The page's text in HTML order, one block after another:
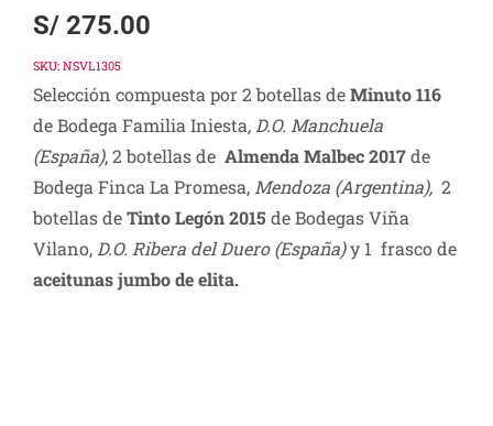
S/275.00
SKU: NSVL1305
Selección compuesta por 2 botellas deMinuto 116
de Bodega Familia Iniesta, D.O. Manchuela
(España), 2 botellas de Almenda Malbec 2017de
Bodega Finca La Promesa,Mendoza (Argentina), 2
botellas deTinto Legón 2015 de Bodegas Viña
Vilano, D.O. Ribera del Duero (España)y 1 frasco de
aceitunas jumbo de elita.